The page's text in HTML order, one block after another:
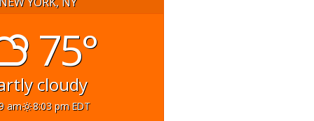
75°
cloudy
am
8:03 pm EDT